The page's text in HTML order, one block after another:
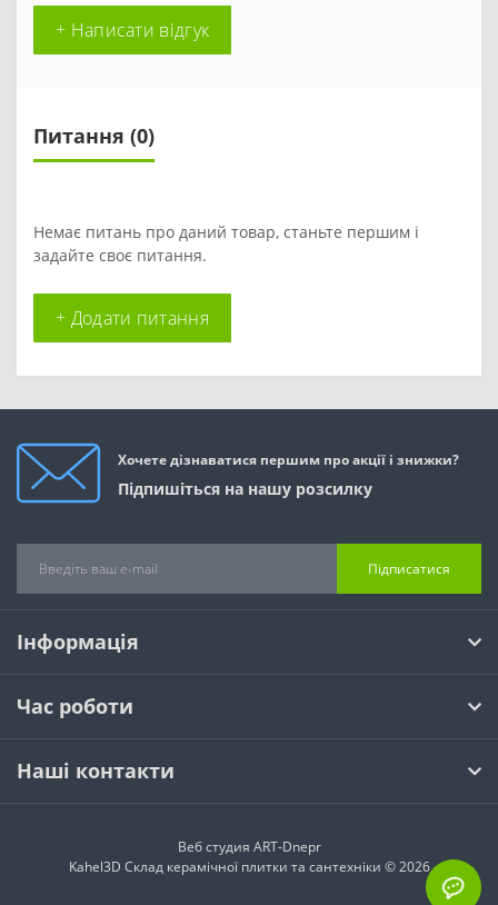
+ Написати відгук
Питання (0)
Немає питань про даний товар, станьте першим і
задайте своє питання.
+ Додати питання
Хочете дізнаватися першим про акції і знижки?
Підпишіться на нашу розсилку
Підписатися
Інформація
Час роботи
Наші контакти
Веб студия ART-Dnepr
Kahel3D Склад керамічної плитки та сантехніки © 2026